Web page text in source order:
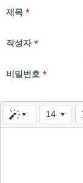
제목 *
작성자 *
비밀번호 *
14